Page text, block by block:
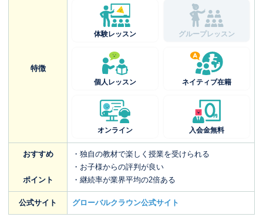
特徴
体験レッスン グループレッスン
個人レッスン ネイティブ在籍
オンライン 入会金無料
おすすめ
ポイント
・独自の教材で楽しく授業を受けられる
・お子様からの評判が良い
・継続率が業界平均の2倍ある
公式サイト グローバルクラウン公式サイト